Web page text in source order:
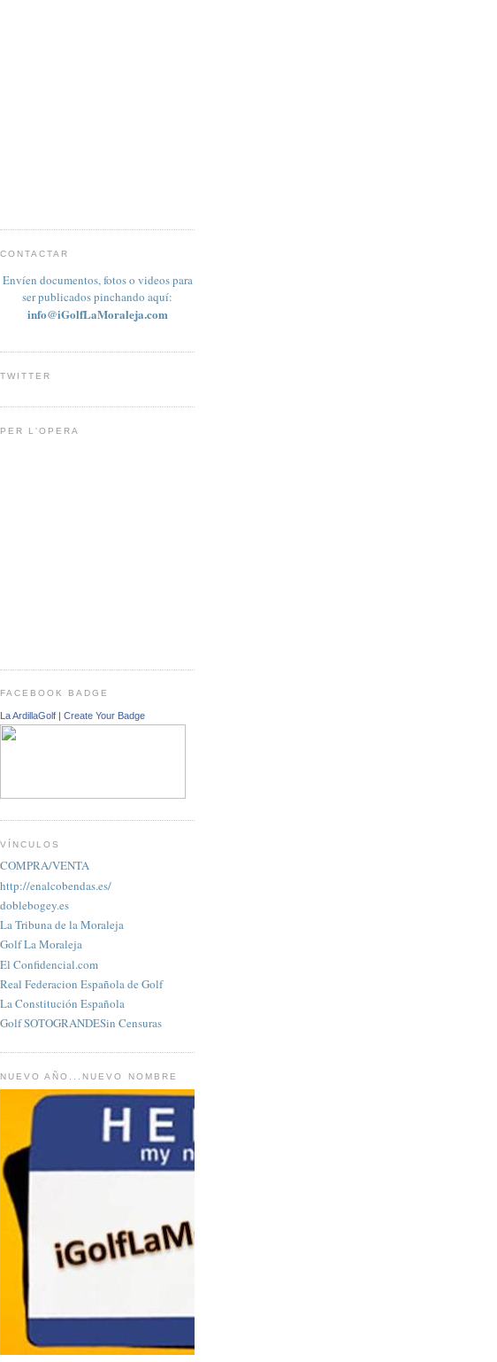
CONTACTAR
Envíen documentos, fotos o videos para
ser publicados pinchando aquí:
info@iGolfLaMoraleja.com
TWITTER
PER L'OPERA
FACEBOOK BADGE
La ArdillaGolf | Create Your Badge
VÍNCULOS
COMPRA/VENTA
http://enalcobendas.es/
doblebogey.es
La Tribuna de la Moraleja
Golf La Moraleja
El Confidencial.com
Real Federacion Española de Golf
La Constitución Española
Golf SOTOGRANDESin Censuras
NUEVO AÑO...NUEVO NOMBRE